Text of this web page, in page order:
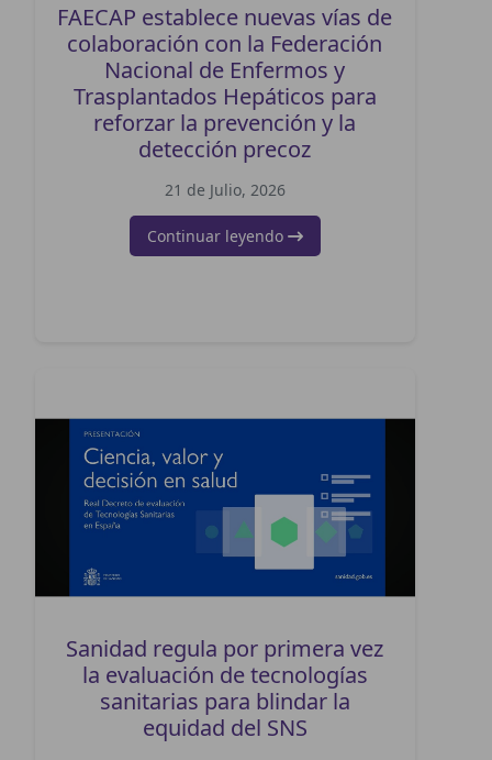
FAECAP establece nuevas vías de
colaboración con la Federación
Nacional de Enfermos y
Trasplantados Hepáticos para
reforzar la prevención y la
detección precoz
21 de Julio, 2026
Continuar leyendo
Sanidad regula por primera vez
la evaluación de tecnologías
sanitarias para blindar la
equidad del SNS